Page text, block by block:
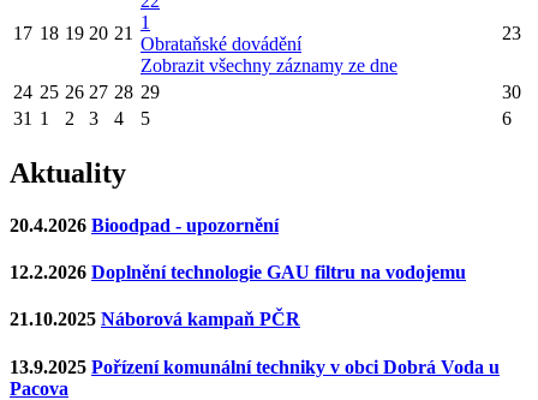
17 18 19 20 21
1
Obrataňské dovádění
Zobrazit všechny záznamy ze dne
23
24 25 26 27 28 29
30
31 1 2 3 4 5 6
Aktuality
20.4.2026 Bioodpad - upozornění
12.2.2026 Doplnění technologie GAU filtru na vodojemu
21.10.2025 Náborová kampaň PČR
13.9.2025 Pořízení komunální techniky v obci Dobrá Voda u
Pacova